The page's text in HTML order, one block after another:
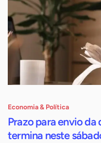
Economia & Política
Prazo para envio da
termina neste